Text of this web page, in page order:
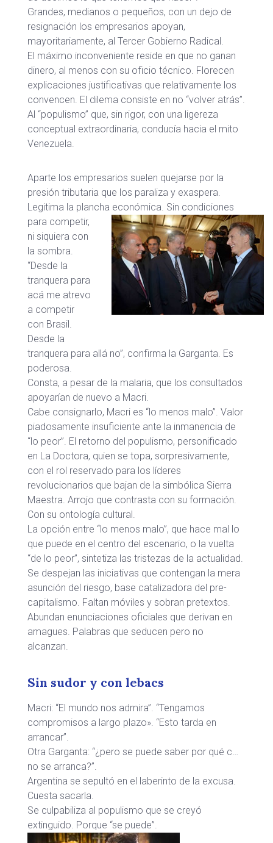
Grandes, medianos o pequeños, con un dejo de
resignación los empresarios apoyan,
mayoritariamente, al Tercer Gobierno Radical.
El máximo inconveniente reside en que no ganan
dinero, al menos con su oficio técnico. Florecen
explicaciones justificativas que relativamente los
convencen. El dilema consiste en no “volver atrás”.
Al “populismo” que, sin rigor, con una ligereza
conceptual extraordinaria, conducía hacia el mito
Venezuela.
Aparte los empresarios suelen quejarse por la
presión tributaria que los paraliza y exaspera.
Legitima la plancha económica. Sin condiciones
para competir,
ni siquiera con
la sombra.
“Desde la
tranquera para
acá me atrevo
a competir
con Brasil.
Desde la
tranquera para allá no”, confirma la Garganta. Es
poderosa.
Consta, a pesar de la malaria, que los consultados
apoyarían de nuevo a Macri.
Cabe consignarlo, Macri es “lo menos malo”. Valor
piadosamente insuficiente ante la inmanencia de
“lo peor”. El retorno del populismo, personificado
en La Doctora, quien se topa, sorpresivamente,
con el rol reservado para los líderes
revolucionarios que bajan de la simbólica Sierra
Maestra. Arrojo que contrasta con su formación.
Con su ontología cultural.
La opción entre “lo menos malo”, que hace mal lo
que puede en el centro del escenario, o la vuelta
“de lo peor”, sintetiza las tristezas de la actualidad.
Se despejan las iniciativas que contengan la mera
asunción del riesgo, base catalizadora del pre-
capitalismo. Faltan móviles y sobran pretextos.
Abundan enunciaciones oficiales que derivan en
amagues. Palabras que seducen pero no
alcanzan.
Sin sudor y con lebacs
Macri: “El mundo nos admira”. “Tengamos
compromisos a largo plazo». “Esto tarda en
arrancar”.
Otra Garganta: “¿pero se puede saber por qué c…
no se arranca?”.
Argentina se sepultó en el laberinto de la excusa.
Cuesta sacarla.
Se culpabiliza al populismo que se creyó
extinguido. Porque “se puede”.